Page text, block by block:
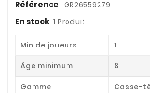
Référence GR26559279
En stock 1 Produit
Min de joueurs 1
Âge minimum 8
Gamme Casse-